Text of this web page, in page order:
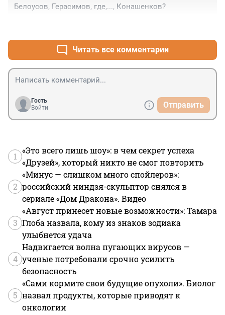
Белоусов, Герасимов, где,..., Конашенков?
Читать все комментарии
Гость
Войти
Отправить
1
«Это всего лишь шоу»: в чем секрет успеха
«Друзей», который никто не смог повторить
2
«Минус — слишком много спойлеров»:
российский ниндзя-скульптор снялся в
сериале «Дом Дракона». Видео
3
«Август принесет новые возможности»: Тамара
Глоба назвала, кому из знаков зодиака
улыбнется удача
4
Надвигается волна пугающих вирусов —
ученые потребовали срочно усилить
безопасность
5
«Сами кормите свои будущие опухоли». Биолог
назвал продукты, которые приводят к
онкологии